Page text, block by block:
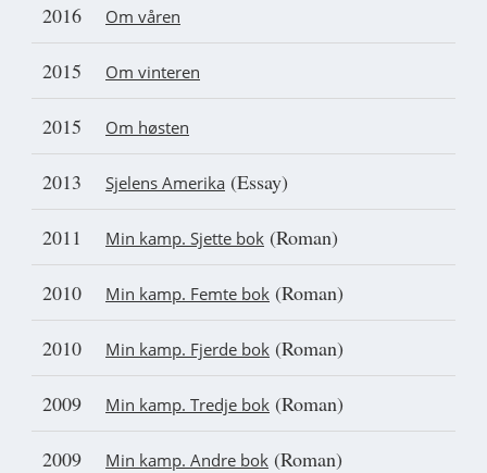
2016 Om våren
2015 Om vinteren
2015 Om høsten
2013 Sjelens Amerika (Essay)
2011 Min kamp. Sjette bok (Roman)
2010 Min kamp. Femte bok (Roman)
2010 Min kamp. Fjerde bok (Roman)
2009 Min kamp. Tredje bok (Roman)
2009 Min kamp. Andre bok (Roman)